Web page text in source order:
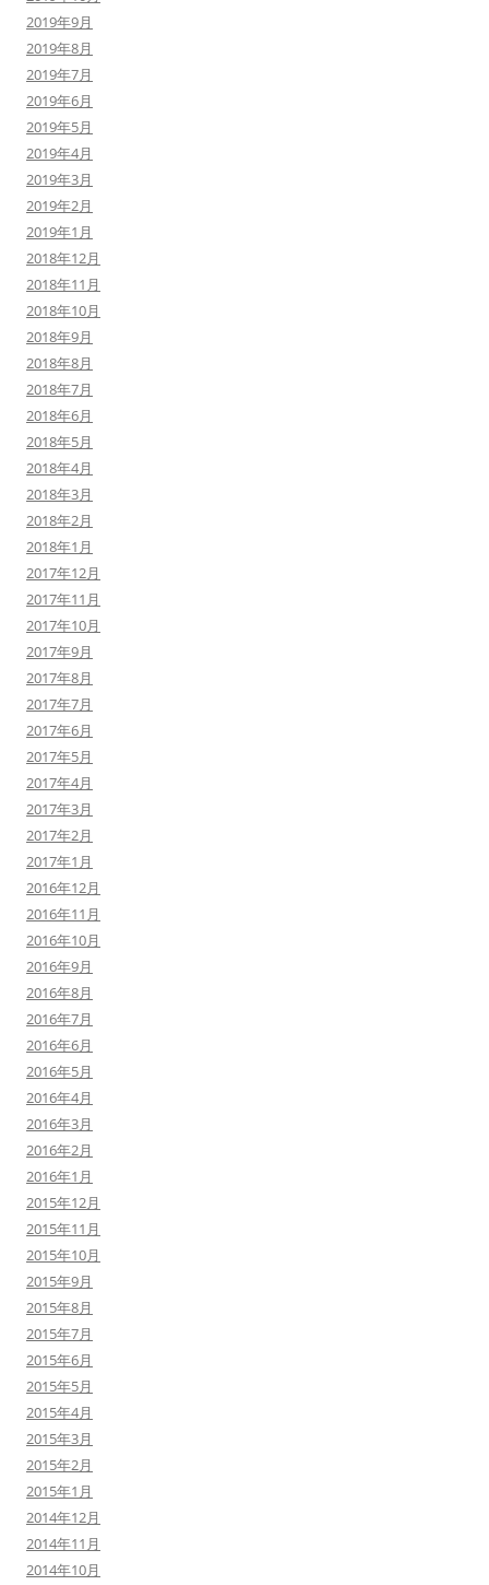
2019年9月
2019年8月
2019年7月
2019年6月
2019年5月
2019年4月
2019年3月
2019年2月
2019年1月
2018年12月
2018年11月
2018年10月
2018年9月
2018年8月
2018年7月
2018年6月
2018年5月
2018年4月
2018年3月
2018年2月
2018年1月
2017年12月
2017年11月
2017年10月
2017年9月
2017年8月
2017年7月
2017年6月
2017年5月
2017年4月
2017年3月
2017年2月
2017年1月
2016年12月
2016年11月
2016年10月
2016年9月
2016年8月
2016年7月
2016年6月
2016年5月
2016年4月
2016年3月
2016年2月
2016年1月
2015年12月
2015年11月
2015年10月
2015年9月
2015年8月
2015年7月
2015年6月
2015年5月
2015年4月
2015年3月
2015年2月
2015年1月
2014年12月
2014年11月
2014年10月